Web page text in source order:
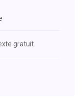
gratuit